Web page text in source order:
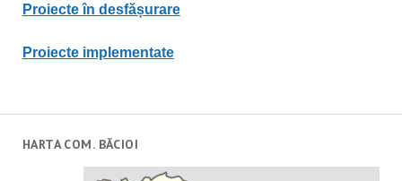
Proiecte în desfășurare
Proiecte implementate
HARTA COM. BĂCIOI